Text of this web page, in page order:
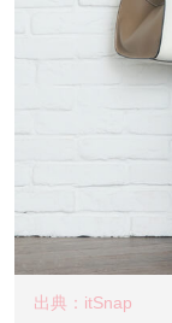
出典：itSnap